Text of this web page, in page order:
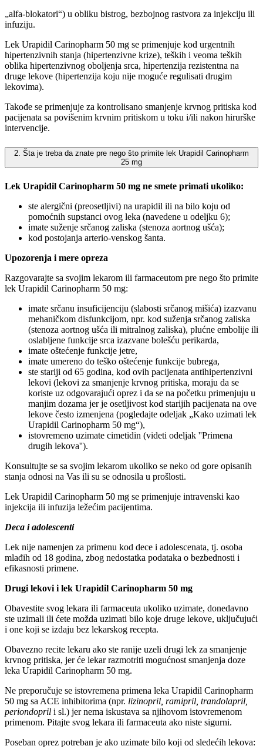
„alfa-blokatori“) u obliku bistrog, bezbojnog rastvora za injekciju ili
infuziju.
Lek Urapidil Carinopharm 50 mg se primenjuje kod urgentnih
hipertenzivnih stanja (hipertenzivne krize), teških i veoma teških
oblika hipertenzivnog oboljenja srca, hipertenzija rezistentna na
druge lekove (hipertenzija koju nije moguće regulisati drugim
lekovima).
Takođe se primenjuje za kontrolisano smanjenje krvnog pritiska kod
pacijenata sa povišenim krvnim pritiskom u toku i/ili nakon hirurške
intervencije.
2. Šta je treba da znate pre nego što primite lek Urapidil Carinopharm
25 mg
Lek Urapidil Carinopharm 50 mg ne smete primati ukoliko:
ste alergični (preosetljivi) na urapidil ili na bilo koju od
pomoćnih supstanci ovog leka (navedene u odeljku 6);
imate suženje srčanog zaliska (stenoza aortnog ušća);
kod postojanja arterio-venskog šanta.
Upozorenja i mere opreza
Razgovarajte sa svojim lekarom ili farmaceutom pre nego što primite
lek Urapidil Carinopharm 50 mg:
imate srčanu insuficijenciju (slabosti srčanog mišića) izazvanu
mehaničkom disfunkcijom, npr. kod suženja srčanog zaliska
(stenoza aortnog ušća ili mitralnog zaliska), plućne embolije ili
oslabljene funkcije srca izazvane bolešću perikarda,
imate oštećenje funkcije jetre,
imate umereno do teško oštećenje funkcije bubrega,
ste stariji od 65 godina, kod ovih pacijenata antihipertenzivni
lekovi (lekovi za smanjenje krvnog pritiska, moraju da se
koriste uz odgovarajući oprez i da se na početku primenjuju u
manjim dozama jer je osetljivost kod starijih pacijenata na ove
lekove često izmenjena (pogledajte odeljak „Kako uzimati lek
Urapidil Carinopharm 50 mg“),
istovremeno uzimate cimetidin (videti odeljak ''Primena
drugih lekova'').
Konsultujte se sa svojim lekarom ukoliko se neko od gore opisanih
stanja odnosi na Vas ili su se odnosila u prošlosti.
Lek Urapidil Carinopharm 50 mg se primenjuje intravenski kao
injekcija ili infuzija ležećim pacijentima.
Deca i adolescenti
Lek nije namenjen za primenu kod dece i adolescenata, tj. osoba
mlađih od 18 godina, zbog nedostatka podataka o bezbednosti i
efikasnosti primene.
Drugi lekovi i lek Urapidil Carinopharm 50 mg
Obavestite svog lekara ili farmaceuta ukoliko uzimate, donedavno
ste uzimali ili ćete možda uzimati bilo koje druge lekove, uključujući
i one koji se izdaju bez lekarskog recepta.
Obavezno recite lekaru ako ste ranije uzeli drugi lek za smanjenje
krvnog pritiska, jer će lekar razmotriti mogućnost smanjenja doze
leka Urapidil Carinopharm 50 mg.
Ne preporučuje se istovremena primena leka Urapidil Carinopharm
50 mg sa ACE inhibitorima (npr. lizinopril, ramipril, trandolapril,
periondopril i sl.) jer nema iskustava sa njihovom istovremenom
primenom. Pitajte svog lekara ili farmaceuta ako niste sigurni.
Poseban oprez potreban je ako uzimate bilo koji od sledećih lekova: